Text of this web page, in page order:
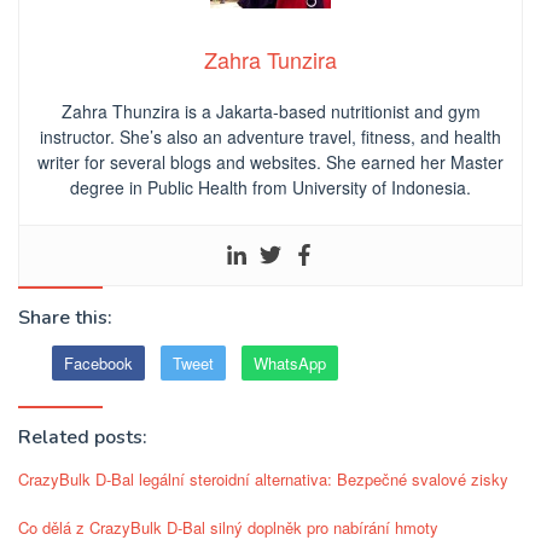
Zahra Tunzira
Zahra Thunzira is a Jakarta-based nutritionist and gym
instructor. She’s also an adventure travel, fitness, and health
writer for several blogs and websites. She earned her Master
degree in Public Health from University of Indonesia.
Share this:
Facebook Tweet WhatsApp
Related posts:
CrazyBulk D-Bal legální steroidní alternativa: Bezpečné svalové zisky
Co dělá z CrazyBulk D-Bal silný doplněk pro nabírání hmoty